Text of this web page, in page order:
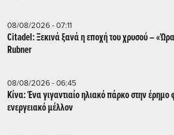
08/08/2026 - 07:11
Citadel: Ξεκινά ξανά η εποχή του χρυσού –
Rubner
08/08/2026 - 06:45
Κίνα: Ένα γιγαντιαίο ηλιακό πάρκο στην έρημο
ενεργειακό μέλλον